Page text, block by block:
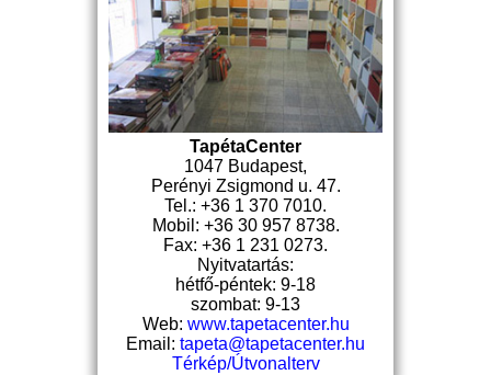
TapétaCenter
1047 Budapest,
Perényi Zsigmond u. 47.
Tel.: +36 1 370 7010.
Mobil: +36 30 957 8738.
Fax: +36 1 231 0273.
Nyitvatartás:
hétfő-péntek: 9-18
szombat: 9-13
Web: www.tapetacenter.hu
Email: tapeta@tapetacenter.hu
Térkép/Útvonalterv